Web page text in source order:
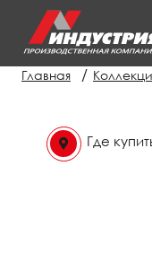
Главная /
Где